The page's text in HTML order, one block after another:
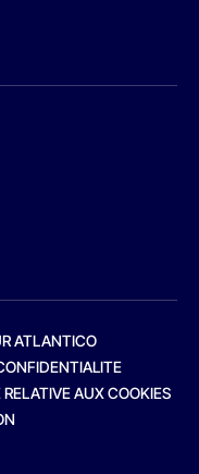
ATLANTICO
RELATIVE AUX COOKIES